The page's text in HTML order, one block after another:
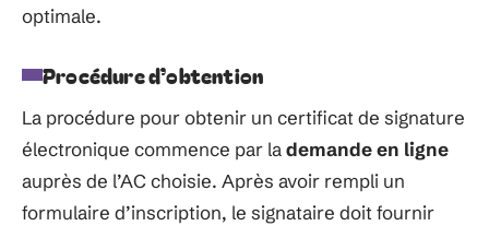
optimale.
Procédure d’obtention
La procédure pour obtenir un certificat de signature
électronique commence par lademande en ligne
auprès de l’AC choisie. Après avoir rempli un
formulaire d’inscription, le signataire doit fournir